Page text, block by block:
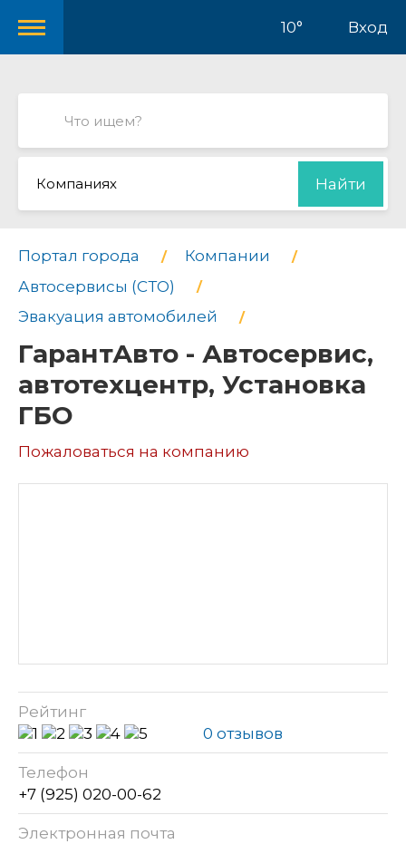
10° Вход
Компаниях Найти
Портал города
Компании
Автосервисы (СТО)
Эвакуация автомобилей
ГарантАвто - Автосервис,
автотехцентр, Установка
ГБО
Пожаловаться на компанию
Рейтинг
0 отзывов
Телефон
+7 (925) 020-00-62
Электронная почта